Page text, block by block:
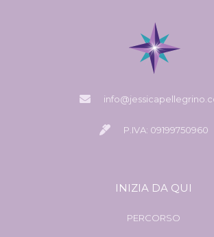
P.IVA: 09199750960
INIZIA DA QUI
PERCORSO